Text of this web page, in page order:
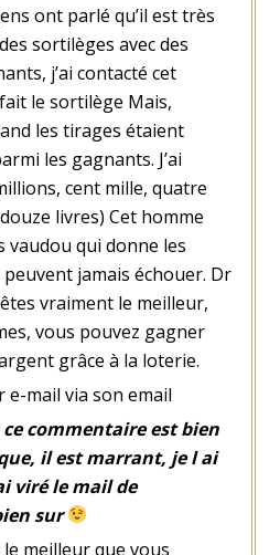
ont parlé qu’il est très
sortilèges avec des
j’ai contacté cet
le sortilège Mais,
les tirages étaient
les gagnants. J’ai
cent mille, quatre
livres) Cet homme
vaudou qui donne les
jamais échouer. Dr
vraiment le meilleur,
vous pouvez gagner
grâce à la loterie.
e-mail via son email
commentaire est bien
il est marrant, je l ai
viré le mail de
sur
meilleur que vous